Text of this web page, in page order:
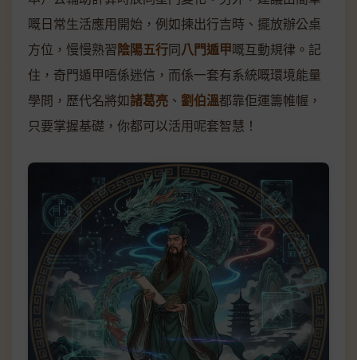
嘅日常生活應用開始，例如揀出行吉時、擺放辦公桌
方位，慢慢熟習陰陽五行同八門遁甲嘅互動規律。記
住，奇門遁甲唔係迷信，而係一套有系統嘅環境能量
學問，歷代名將如諸葛亮 、 劉伯溫都靠佢運籌帷幄，
只要掌握基礎，你都可以活用呢套智慧！